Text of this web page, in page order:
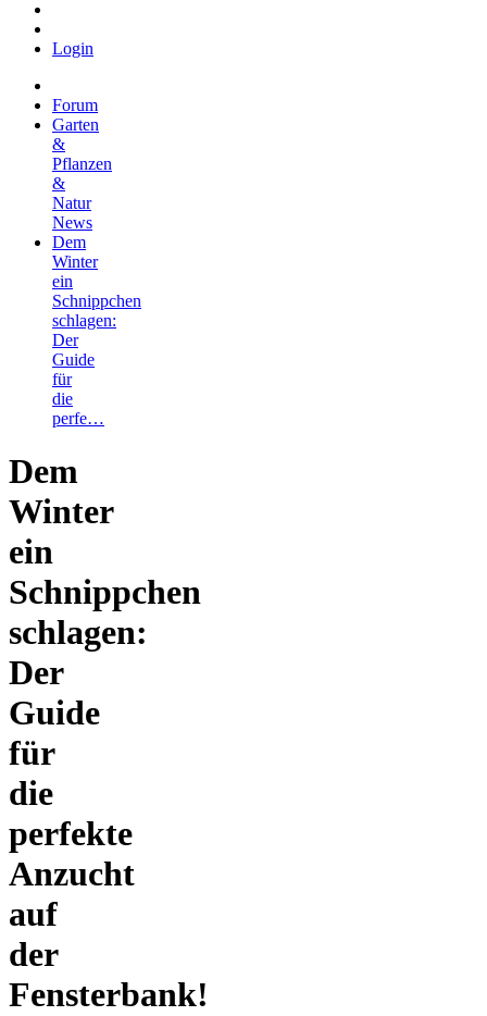
Login
Forum
Garten
&
Pflanzen
&
Natur
News
Dem
Winter
ein
Schnippchen
schlagen:
Der
Guide
für
die
perfe…
Dem
Winter
ein
Schnippchen
schlagen:
Der
Guide
für
die
perfekte
Anzucht
auf
der
Fensterbank!